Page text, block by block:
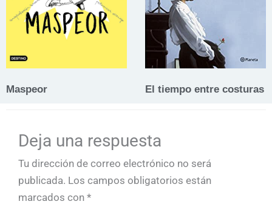
Maspeor El tiempo entre costuras
Deja una respuesta
Tu dirección de correo electrónico no será
publicada. Los campos obligatorios están
marcados con *